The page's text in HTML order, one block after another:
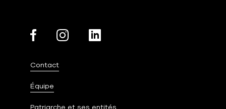
Contact
Équipe
Patriarche et ses entités